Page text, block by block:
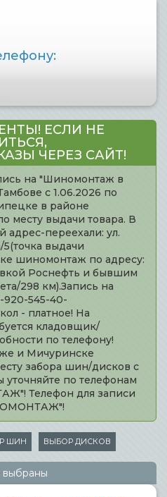
ЕСЛИ НЕ
ЧЕРЕЗ САЙТ!
на "Шиномонтаж в
с 1.06.2026 по
в районе
месту выдачи товара. В
переехали: ул.
выдачи
шиномонтаж по адресу:
Роснефть и бывшим
298 км).Запись на
920-545-40-
- платное! На
кладовщик/
по телефону!
и Мичуринске
забора шин/дисков с
по телефонам
Телефон для записи
ШИН ВЫБОР ДИСКОВ
выбраны